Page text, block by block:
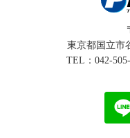
東京都国立市
TEL： 042-